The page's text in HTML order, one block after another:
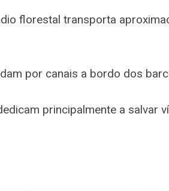
florestal transporta
por canais a bordo dos
principalmente a salvar